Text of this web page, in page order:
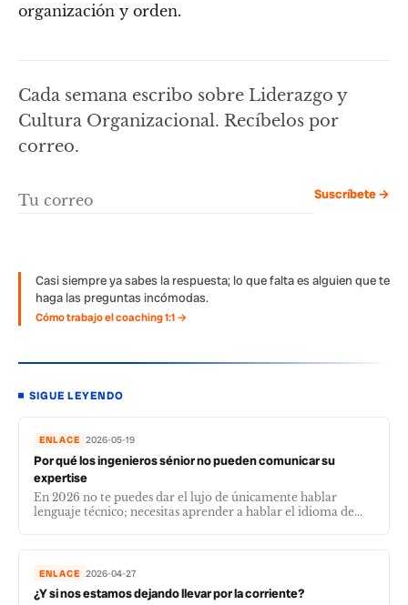
organización y orden.
Cada semana escribo sobre Liderazgo y
Cultura Organizacional. Recíbelos por
correo.
Suscríbete →
Casi siempre ya sabes la respuesta; lo que falta es alguien que te
haga las preguntas incómodas.
Cómo trabajo el coaching 1:1 →
SIGUE LEYENDO
ENLACE 2026-05-19
Por qué los ingenieros sénior no pueden comunicar su
expertise
En 2026 no te puedes dar el lujo de únicamente hablar
lenguaje técnico; necesitas aprender a hablar el idioma de...
ENLACE 2026-04-27
¿Y si nos estamos dejando llevar por la corriente?